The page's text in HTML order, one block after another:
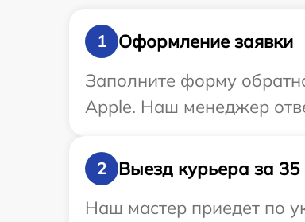
1
Оформление заявки
Заполните форму
Apple. Наш менеджер
2
Выезд курьера за 35
Наш мастер приедет по